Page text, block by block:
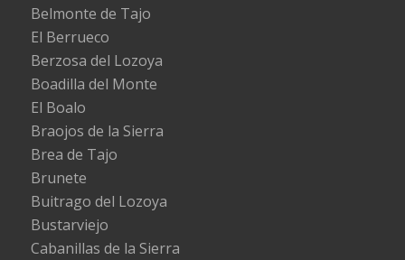
Belmonte de Tajo
El Berrueco
Berzosa del Lozoya
Boadilla del Monte
El Boalo
Braojos de la Sierra
Brea de Tajo
Brunete
Buitrago del Lozoya
Bustarviejo
Cabanillas de la Sierra